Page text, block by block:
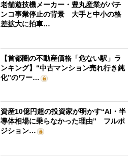
老舗遊技機メーカー・豊丸産業がパチ
ンコ事業停止の背景 大手と中小の格
差拡大に拍車…
【首都圏の不動産価格「危ない駅」ラ
ンキング】“中古マンション売れ行き鈍
化”のワー…
資産10億円超の投資家が明かす“AI・半
導体相場に乗らなかった理由” フルポ
ジション…